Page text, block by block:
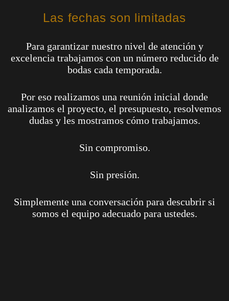
Las fechas son limitadas
Para garantizar nuestro nivel de atención y
excelencia trabajamos con un número reducido de
bodas cada temporada.
Por eso realizamos una reunión inicial donde
analizamos el proyecto, el presupuesto, resolvemos
dudas y les mostramos cómo trabajamos.
Sin compromiso.
Sin presión.
Simplemente una conversación para descubrir si
somos el equipo adecuado para ustedes.